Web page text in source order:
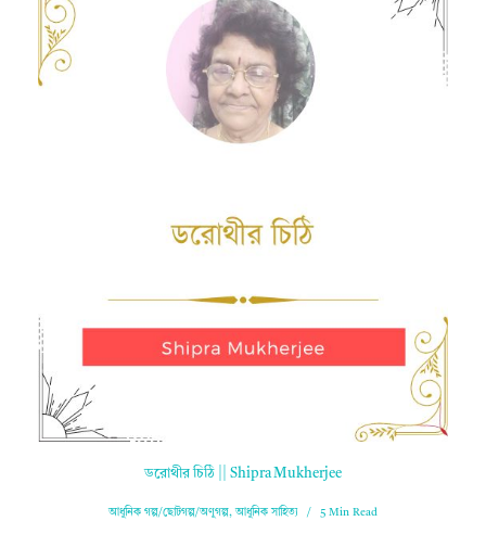
ডরোথীর চিঠি || Shipra Mukherjee
আধুনিক গল্প/ছোটগল্প/অণুগল্প,আধুনিক সাহিত্য 5 Min Read